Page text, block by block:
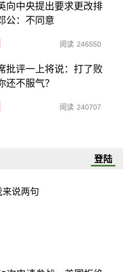
向中央提出要求更改排
公：不同意
阅读 246550
批评一上将说：打了败
还不服气？
阅读 240707
登陆
来说两句